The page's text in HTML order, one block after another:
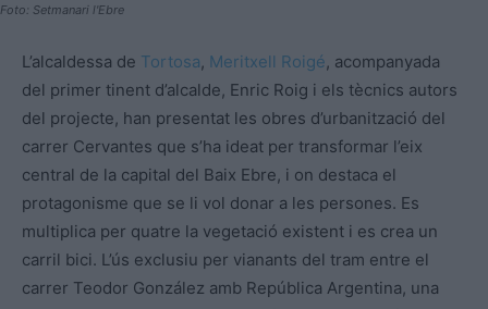
Foto: Setmanari l'Ebre
L’alcaldessa de Tortosa, Meritxell Roigé, acompanyada
del primer tinent d’alcalde, Enric Roig i els tècnics autors
del projecte, han presentat les obres d’urbanització del
carrer Cervantes que s’ha ideat per transformar l’eix
central de la capital del Baix Ebre, i on destaca el
protagonisme que se li vol donar a les persones. Es
multiplica per quatre la vegetació existent i es crea un
carril bici. L’ús exclusiu per vianants del tram entre el
carrer Teodor González amb República Argentina, una